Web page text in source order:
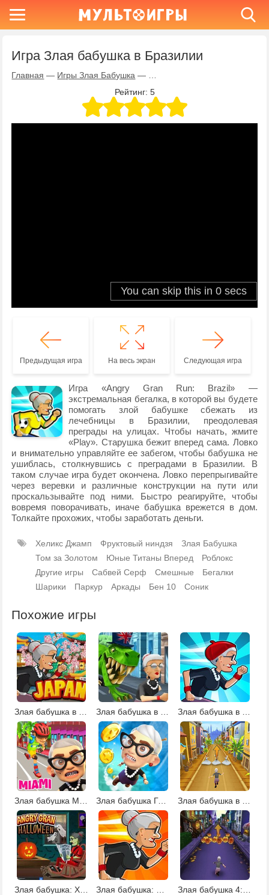
Игра Злая бабушка в Бразилии
Главная — Игры Злая Бабушка —
Рейтинг: 5
Предыдущая игра На весь экран Следующая игра
Игра «Angry Gran Run: Brazil» —
экстремальная бегалка, в которой вы будете
помогать злой бабушке сбежать из
лечебницы в Бразилии, преодолевая
преграды на улицах. Чтобы начать, жмите
«Play». Старушка бежит вперед сама. Ловко
и внимательно управляйте ее забегом, чтобы бабушка не
ушиблась, столкнувшись с преградами в Бразилии. В
таком случае игра будет окончена. Ловко перепрыгивайте
через веревки и различные конструкции на пути или
проскальзывайте под ними. Быстро реагируйте, чтобы
вовремя поворачивать, иначе бабушка врежется в дом.
Толкайте прохожих, чтобы заработать деньги.
Хеликс Джамп Фруктовый ниндзя
Злая Бабушка
Том за Золотом
Юные Титаны Вперед
Роблокс
Другие игры
Сабвей Серф Смешные
Бегалки
Шарики
Паркур Аркады Бен 10 Соник
Похожие игры
Злая бабушка Грэнивуд
Злая бабушка: Хэллоуин